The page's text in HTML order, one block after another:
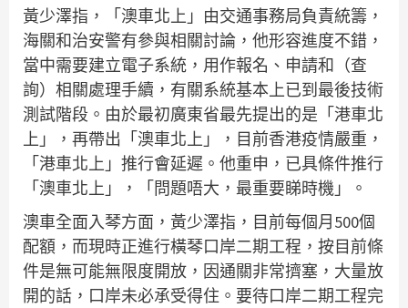
黃少澤指，「澳車北上」由交通事務局負責統籌，
海關和治安警有參與相關討論，他形容進度不錯，
當中需要建立電子系統，用作報名、申請和（查
詢）相關處理手續，有關系統基本上已到最後技術
測試階段。由於最初廣東省最先提出的是「港車北
上」，再帶出「澳車北上」，目前香港疫情嚴重，
「港車北上」推行會延遲。他重申，已具條件推行
「澳車北上」，「問題唔大，最重要睇時機」。
澳車全面入琴方面，黃少澤指，目前每個月500個
配額，而現時正進行橫琴口岸二期工程，按目前條
件是無可能無限度開放，因通關非常擠塞，大量放
開的話，口岸未必承受得住。要待口岸二期工程完